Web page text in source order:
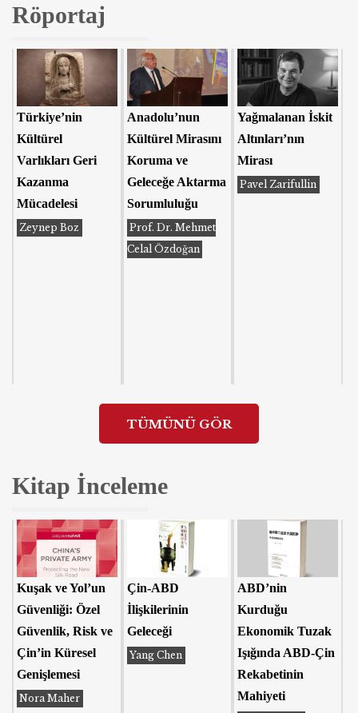
Röportaj
Türkiye’nin
Kültürel
Varlıkları Geri
Kazanma
Mücadelesi
Zeynep Boz
Anadolu’nun
Kültürel Mirasını
Koruma ve
Geleceğe Aktarma
Sorumluluğu
Prof. Dr. Mehmet
Celal Özdoğan
Yağmalanan İskit
Altınları’nın
Mirası
Pavel Zarifullin
TÜMÜNÜ GÖR
Kitap İnceleme
Kuşak ve Yol’un
Güvenliği: Özel
Güvenlik, Risk ve
Çin’in Küresel
Genişlemesi
Nora Maher
Çin-ABD
İlişkilerinin
Geleceği
Yang Chen
ABD’nin
Kurduğu
Ekonomik Tuzak
Işığında ABD-Çin
Rekabetinin
Mahiyeti